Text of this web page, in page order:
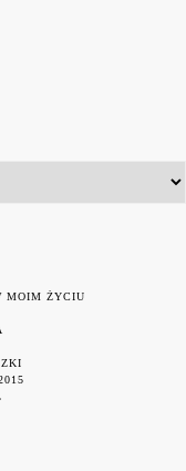
MOIM ŻYCIU